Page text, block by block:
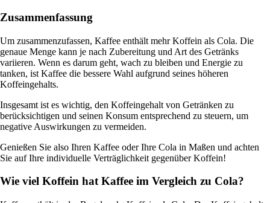
Zusammenfassung
Um zusammenzufassen, Kaffee enthält mehr Koffein als Cola. Die
genaue Menge kann je nach Zubereitung und Art des Getränks
variieren. Wenn es darum geht, wach zu bleiben und Energie zu
tanken, ist Kaffee die bessere Wahl aufgrund seines höheren
Koffeingehalts.
Insgesamt ist es wichtig, den Koffeingehalt von Getränken zu
berücksichtigen und seinen Konsum entsprechend zu steuern, um
negative Auswirkungen zu vermeiden.
Genießen Sie also Ihren Kaffee oder Ihre Cola in Maßen und achten
Sie auf Ihre individuelle Verträglichkeit gegenüber Koffein!
Wie viel Koffein hat Kaffee im Vergleich zu Cola?